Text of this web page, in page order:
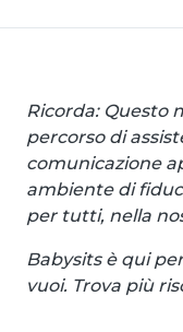
Ricorda: Questo
percorso di
comunicazione
ambiente di
per tutti, nella
Babysits è qui
vuoi. Trova più